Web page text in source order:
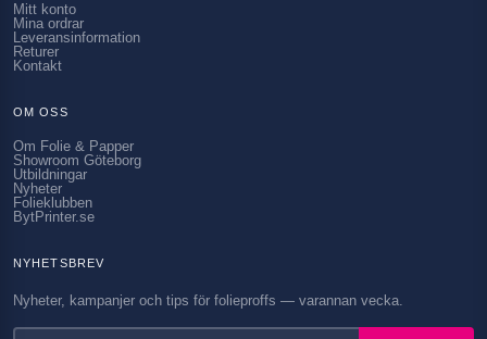
Mitt konto
Mina ordrar
Leveransinformation
Returer
Kontakt
OM OSS
Om Folie & Papper
Showroom Göteborg
Utbildningar
Nyheter
Folieklubben
BytPrinter.se
NYHETSBREV
Nyheter, kampanjer och tips för folieproffs — varannan vecka.